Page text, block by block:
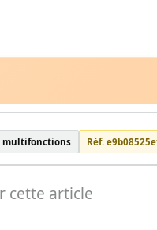
multifonctions Réf.
cette article